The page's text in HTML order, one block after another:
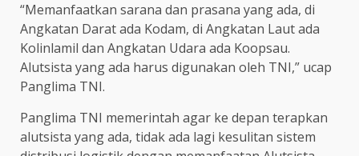
“Memanfaatkan sarana dan prasana yang ada, di
Angkatan Darat ada Kodam, di Angkatan Laut ada
Kolinlamil dan Angkatan Udara ada Koopsau.
Alutsista yang ada harus digunakan oleh TNI,” ucap
Panglima TNI.
Panglima TNI memerintah agar ke depan terapkan
alutsista yang ada, tidak ada lagi kesulitan sistem